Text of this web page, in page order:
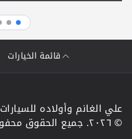
قائمة الخيارات
علي الغانم وأولاده للسيارات
© ٢٠٢٦. جميع الحقوق محفوظة.